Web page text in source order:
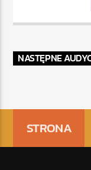
NASTĘPNE
STRONA